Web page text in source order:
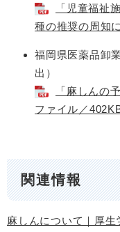
「児童福祉
種の推奨の周知
福岡県医薬品卸
出）
「麻しんの
ファイル／
関連情報
麻しんについて｜厚